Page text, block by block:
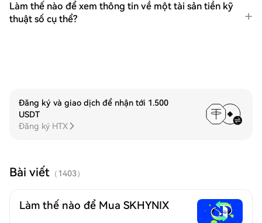
Làm thế nào để xem thông tin về một tài sản tiền kỹ
thuật số cụ thể?
Đăng ký và giao dịch để nhận tới 1.500
USDT
Đăng ký HTX
Bài viết （1403）
Làm thế nào để Mua SKHYNIX